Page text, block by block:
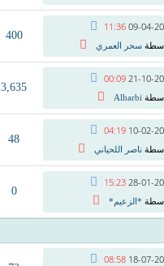
09-04-
11:36
سحر العمري
400
21-10-
00:09
Alharbi
3,635
10-02-
04:19
ناصر اللحياني
48
28-01-
15:23
*الزعيم*
0
18-07-
08:58